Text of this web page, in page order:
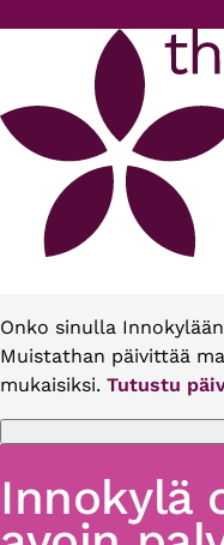
Onko sinulla
Muistathan päivittää
mukaisiksi. Tutustu
Innokylä